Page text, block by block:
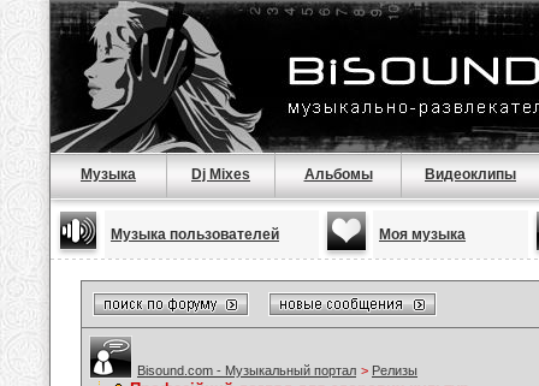
Музыка Dj Mixes Альбомы Видеоклипы
Музыка пользователей Моя музыка
Bisound.com - Музыкальный портал > Релизы